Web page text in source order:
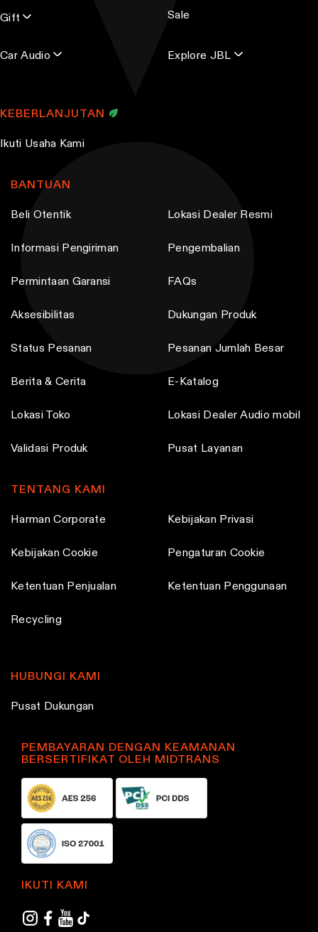
Gift Sale
Car Audio Explore JBL
KEBERLANJUTAN
Ikuti Usaha Kami
BANTUAN
Beli Otentik Lokasi Dealer Resmi
Informasi Pengiriman Pengembalian
Permintaan Garansi FAQs
Aksesibilitas Dukungan Produk
Status Pesanan Pesanan Jumlah Besar
Berita & Cerita E-Katalog
Lokasi Toko Lokasi Dealer Audio mobil
Validasi Produk Pusat Layanan
TENTANG KAMI
Harman Corporate Kebijakan Privasi
Kebijakan Cookie Pengaturan Cookie
Ketentuan Penjualan Ketentuan Penggunaan
Recycling
HUBUNGI KAMI
Pusat Dukungan
PEMBAYARAN DENGAN KEAMANAN
BERSERTIFIKAT OLEH MIDTRANS
IKUTI KAMI